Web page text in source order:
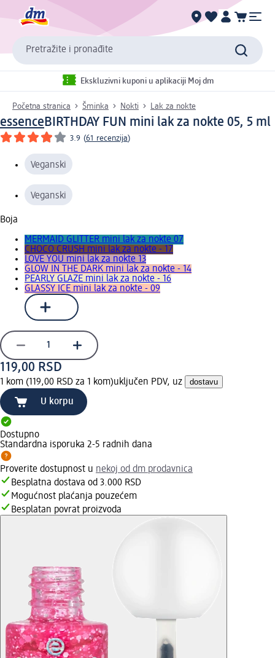
Pretražite i pronađite
Ekskluzivni kuponi u aplikaciji Moj dm
Početna stranica Šminka Nokti Lak za nokte
essenceBIRTHDAY FUN mini lak za nokte 05, 5 ml
3.9 (61 recenzija)
Veganski
Veganski
Boja
MERMAID GLITTER mini lak za nokte 07
CHOCO CRUSH mini lak za nokte - 17
LOVE YOU mini lak za nokte 13
GLOW IN THE DARK mini lak za nokte - 14
PEARLY GLAZE mini lak za nokte - 16
GLASSY ICE mini lak za nokte - 09
119,00 RSD
1 kom (119,00 RSD za 1 kom)uključen PDV, uz dostavu
U korpu
Dostupno
Standardna isporuka 2-5 radnih dana
Proverite dostupnost u nekoj od dm prodavnica
Besplatna dostava od 3.000 RSD
Mogućnost plaćanja pouzećem
Besplatan povrat proizvoda